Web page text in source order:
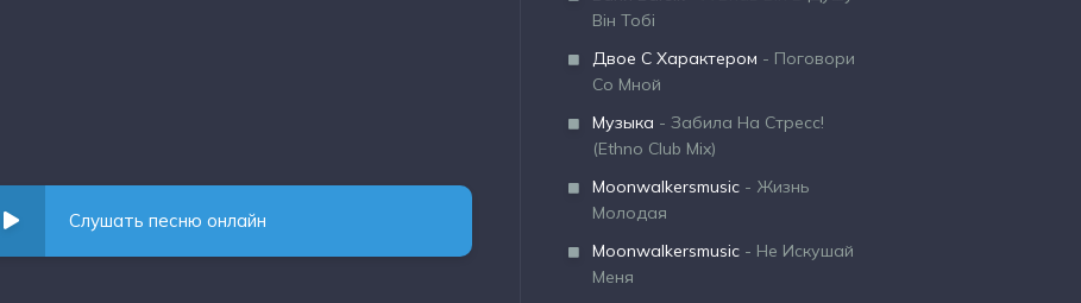
Слушать песню онлайн
Він Тобі
Двое С Характером - Поговори
Со Мной
Музыка - Забила На Стресс!
(Ethno Club Mix)
Moonwalkersmusic - Жизнь
Молодая
Moonwalkersmusic - Не Искушай
Меня